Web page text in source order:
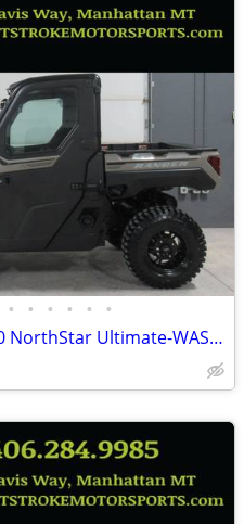
• • • • • •
2024 Polaris Ranger XP 1000 NorthStar Ultimate-WAS-$23,995 -$4,000 OFF